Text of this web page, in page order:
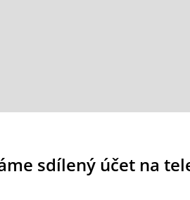
sdílený účet na